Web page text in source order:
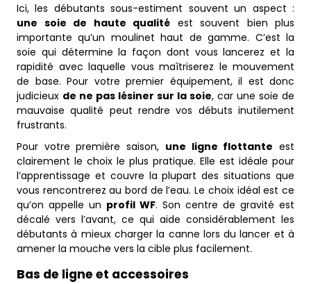
Ici, les débutants sous-estiment souvent un aspect :
une soie de haute qualité est souvent bien plus
importante qu’un moulinet haut de gamme. C’est la
soie qui détermine la façon dont vous lancerez et la
rapidité avec laquelle vous maîtriserez le mouvement
de base. Pour votre premier équipement, il est donc
judicieux de ne pas lésiner sur la soie, car une soie de
mauvaise qualité peut rendre vos débuts inutilement
frustrants.
Pour votre première saison, une ligne flottante est
clairement le choix le plus pratique. Elle est idéale pour
l’apprentissage et couvre la plupart des situations que
vous rencontrerez au bord de l’eau. Le choix idéal est ce
qu’on appelle un profil WF. Son centre de gravité est
décalé vers l’avant, ce qui aide considérablement les
débutants à mieux charger la canne lors du lancer et à
amener la mouche vers la cible plus facilement.
Bas de ligne et accessoires